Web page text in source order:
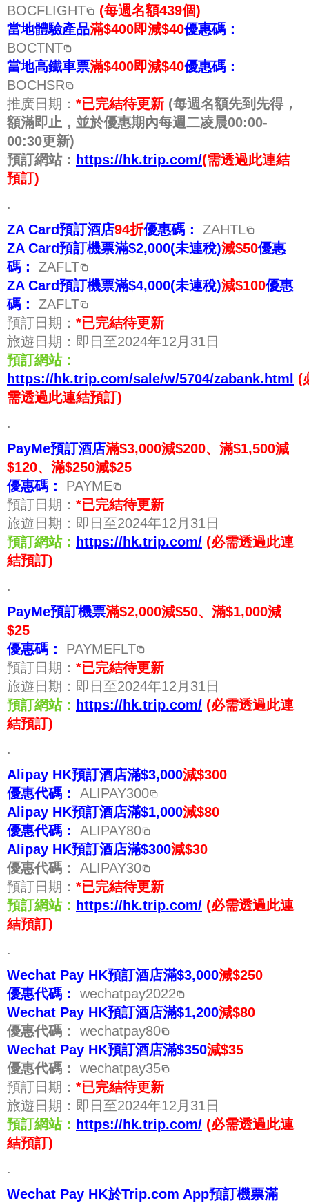
BOCFLIGHT
(每週名額439個)
當地體驗產品滿$400即減$40優惠碼：
BOCTNT
當地高鐵車票滿$400即減$40優惠碼：
BOCHSR
推廣日期： *已完結待更新 (每週名額先到先得，
額滿即止，並於優惠期內每週二凌晨00:00-
00:30更新)
預訂網站： https://hk.trip.com/(需透過此連結
預訂)
.
ZA Card預訂酒店94折優惠碼：
ZAHTL
ZA Card預訂機票滿$2,000(未連稅)減$50優惠
碼：
ZAFLT
ZA Card預訂機票滿$4,000(未連稅)減$100優惠
碼：
ZAFLT
預訂日期： *已完結待更新
旅遊日期：即日至2024年12月31日
預訂網站：
https://hk.trip.com/sale/w/5704/zabank.html
(
需透過此連結預訂)
.
PayMe預訂酒店滿$3,000減$200、滿$1,500減
$120、滿$250減$25
優惠碼：
PAYME
預訂日期： *已完結待更新
旅遊日期：即日至2024年12月31日
預訂網站： https://hk.trip.com/ (必需透過此連
結預訂)
.
PayMe預訂機票滿$2,000減$50、滿$1,000減
$25
優惠碼：
PAYMEFLT
預訂日期： *已完結待更新
旅遊日期：即日至2024年12月31日
預訂網站： https://hk.trip.com/ (必需透過此連
結預訂)
.
Alipay HK預訂酒店滿$3,000減$300
優惠代碼：
ALIPAY300
Alipay HK預訂酒店滿$1,000減$80
優惠代碼：
ALIPAY80
Alipay HK預訂酒店滿$300減$30
優惠代碼：
ALIPAY30
預訂日期： *已完結待更新
預訂網站： https://hk.trip.com/ (必需透過此連
結預訂)
.
Wechat Pay HK預訂酒店滿$3,000減$250
優惠代碼：
wechatpay2022
Wechat Pay HK預訂酒店滿$1,200減$80
優惠代碼：
wechatpay80
Wechat Pay HK預訂酒店滿$350減$35
優惠代碼：
wechatpay35
預訂日期： *已完結待更新
旅遊日期：即日至2024年12月31日
預訂網站： https://hk.trip.com/ (必需透過此連
結預訂)
.
Wechat Pay HK於Trip.com App預訂機票滿